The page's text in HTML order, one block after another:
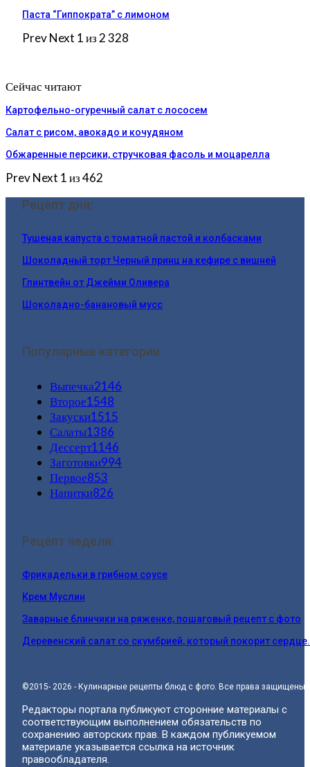
Паста “Гиппократа” с лимоном
PrevNext 1 из 2 328
Сейчас читают
Картофельно-огуречный салат с лососем
Салат с рисом, авокадо и кочудяном
Обжаренные персики, стручковая фасоль и моцарелла
PrevNext 1 из 462
Рецепт дня:
Тушеная капуста с томатной пастой и колбасками
Шоколадный торт Черный принц на кефире с вишней
Глинтвейн от Джейми Оливера
Шоколадно-банановый мусс
Популярные категории
Выпечка2146
Второе1548
Закуски1515
Салаты1386
Дессерт1146
Заготовки994
Первое853
Напитки826
Рецепт недели:
Фрикадельки в грибном соусе
Крем Муслин
Заварные блинчики на ряженке, пошаговый рецепт с фото
Деревенский салат со скумбрией, который покорит
©2015- 2026 - Кулинарные рецепты блюд с фото. Все права защищены.
Редакторы портала публикуют сторонние материалы с
соответствующим выполнением обязательств по
сохранению авторских прав. В каждом публикуемом
материале указывается ссылка на источник
правообладателя.